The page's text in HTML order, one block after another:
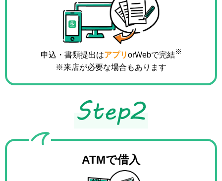
申込・書類提出はアプリorWebで完結※
※来店が必要な場合もあります
ATMで借入